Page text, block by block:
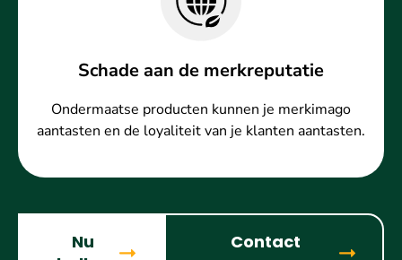
Schade aan de merkreputatie
Ondermaatse producten kunnen je merkimago
aantasten en de loyaliteit van je klanten aantasten.
Nu
Contact